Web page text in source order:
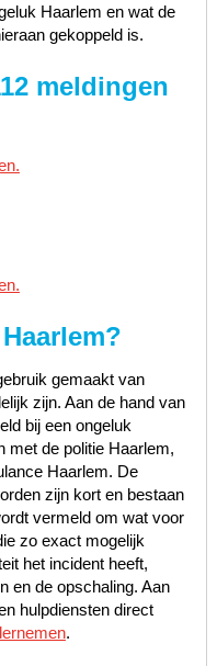
Haarlem en wat de
gekoppeld is.
meldingen
Haarlem?
gemaakt van
zijn. Aan de hand van
bij een ongeluk
met de politie Haarlem,
Haarlem. De
zijn kort en bestaan
vermeld om wat voor
zo exact mogelijk
het incident heeft,
en de opschaling. Aan
hulpdiensten direct
.